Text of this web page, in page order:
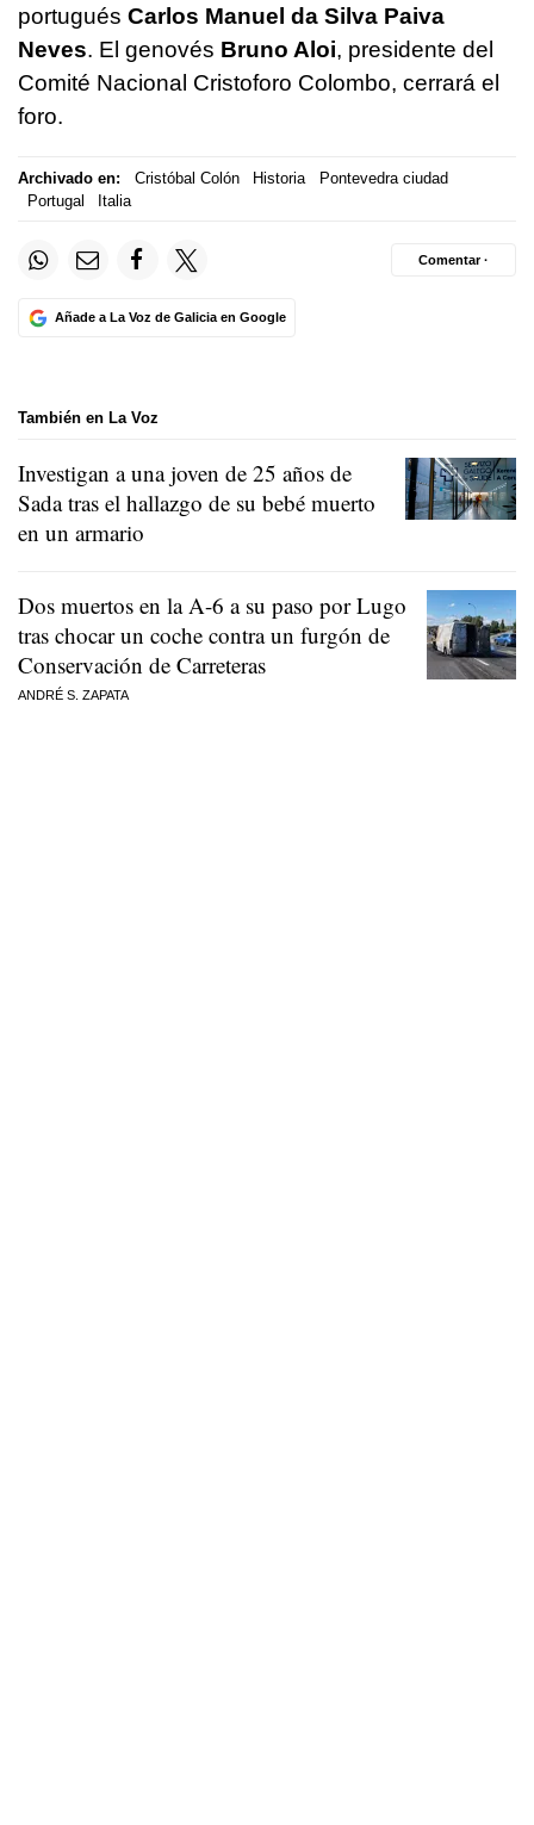
portugués Carlos Manuel da Silva Paiva
Neves. El genovés Bruno Aloi, presidente del
Comité Nacional Cristoforo Colombo, cerrará el
foro.
Archivado en: Cristóbal Colón Historia
Pontevedra ciudad
Portugal
Italia
Añade a La Voz de Galicia en Google
Comentar ·
También en La Voz
Investigan a una joven de 25 años de
Sada tras el hallazgo de su bebé muerto
en un armario
Dos muertos en la A-6 a su paso por Lugo
tras chocar un coche contra un furgón de
Conservación de Carreteras
ANDRÉ S. ZAPATA